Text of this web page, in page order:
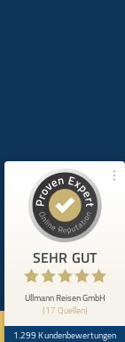
SEHR GUT
Ullmann Reisen GmbH
(17 Quellen)
1.299 Kundenbewertungen
408
Bewertungen auf
ProvenExpert.com
Profil werfen
Ullrich M.
5
Informationen, alles
bestens